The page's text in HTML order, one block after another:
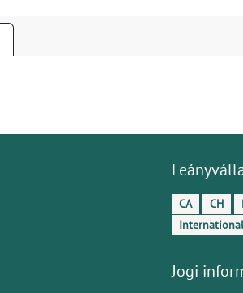
CA CH
International
Jogi